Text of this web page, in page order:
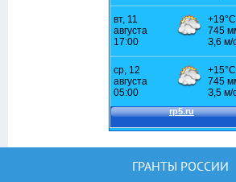
ГРАНТЫ РОССИИ